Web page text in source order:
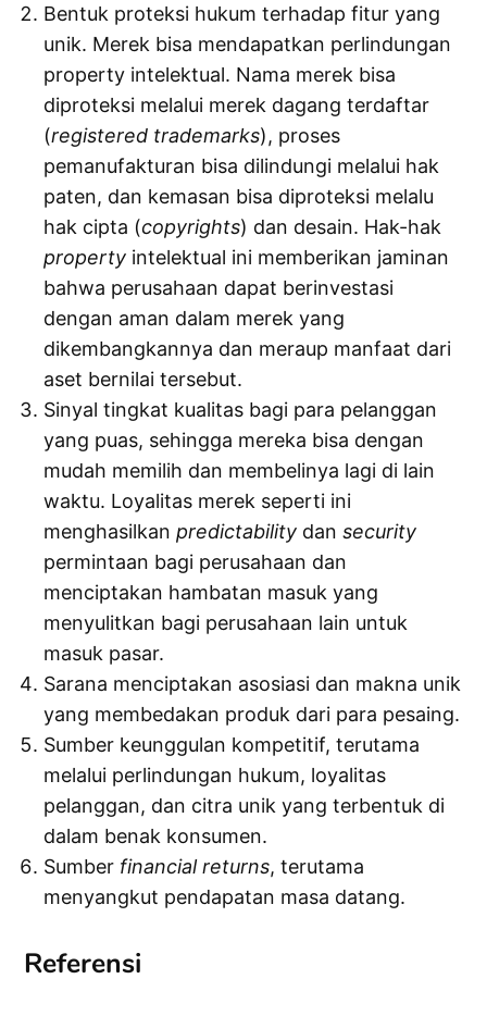
Bentuk proteksi hukum terhadap fitur yang
unik. Merek bisa mendapatkan perlindungan
property intelektual. Nama merek bisa
diproteksi melalui merek dagang terdaftar
(registered trademarks), proses
pemanufakturan bisa dilindungi melalui hak
paten, dan kemasan bisa diproteksi melalu
hak cipta (copyrights) dan desain. Hak-hak
property intelektual ini memberikan jaminan
bahwa perusahaan dapat berinvestasi
dengan aman dalam merek yang
dikembangkannya dan meraup manfaat dari
aset bernilai tersebut.
Sinyal tingkat kualitas bagi para pelanggan
yang puas, sehingga mereka bisa dengan
mudah memilih dan membelinya lagi di lain
waktu. Loyalitas merek seperti ini
menghasilkanpredictability dansecurity
permintaan bagi perusahaan dan
menciptakan hambatan masuk yang
menyulitkan bagi perusahaan lain untuk
masuk pasar.
Sarana menciptakan asosiasi dan makna unik
yang membedakan produk dari para pesaing.
Sumber keunggulan kompetitif, terutama
melalui perlindungan hukum, loyalitas
pelanggan, dan citra unik yang terbentuk di
dalam benak konsumen.
Sumber financial returns, terutama
menyangkut pendapatan masa datang.
Referensi